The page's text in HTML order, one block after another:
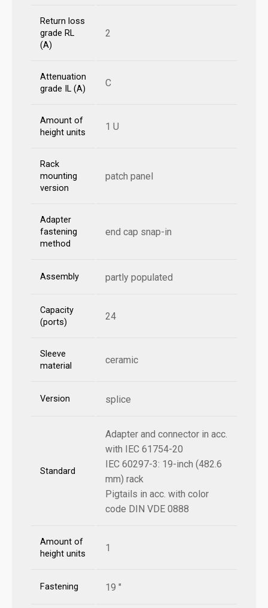
Return loss
grade RL
(A)
2
Attenuation
grade IL (A)
C
Amount of
height units
1 U
Rack
mounting
version
patch panel
Adapter
fastening
method
end cap snap-in
Assembly partly populated
Capacity
(ports)
24
Sleeve
material
ceramic
Version splice
Standard
Adapter and connector in acc.
with IEC 61754-20
IEC 60297-3: 19-inch (482.6
mm) rack
Pigtails in acc. with color
code DIN VDE 0888
Amount of
height units
1
Fastening 19 "